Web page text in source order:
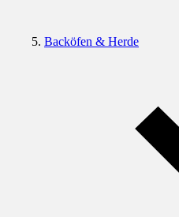
Backöfen & Herde